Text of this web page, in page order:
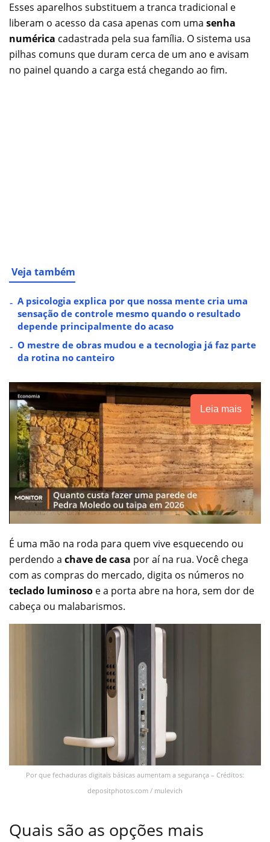
Esses aparelhos substituem a tranca tradicional e
liberam o acesso da casa apenas com uma senha
numérica cadastrada pela sua família. O sistema usa
pilhas comuns que duram cerca de um ano e avisam
no painel quando a carga está chegando ao fim.
Veja também
A psicologia explica por que nossa mente cria uma
sensação de controle mesmo quando o resultado
depende principalmente do acaso
O mestre de obras mudou e a tecnologia já faz parte
da rotina no canteiro
Leia mais
É uma mão na roda para quem vive esquecendo ou
perdendo a chave de casa por aí na rua. Você chega
com as compras do mercado, digita os números no
teclado luminoso e a porta abre na hora, sem dor de
cabeça ou malabarismos.
Por que fechaduras digitais básicas aumentam a segurança – Créditos:
depositphotos.com / mulevich
Quais são as opções mais